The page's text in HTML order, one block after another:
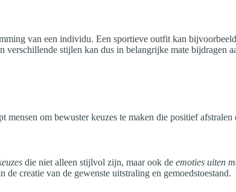
van een individu. Een sportieve outfit kan
stijlen kan dus in belangrijke mate bijdragen
om bewuster keuzes te maken die positief
die niet alleen stijlvol zijn, maar ook de emoties uiten
de creatie van de gewenste uitstraling en gemoedstoestand.